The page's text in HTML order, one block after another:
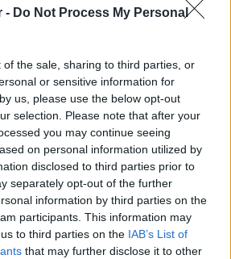
- Do Not Process My Personal
of the sale, sharing to third parties, or
or sensitive information for
us, please use the below opt-out
selection. Please note that after your
you may continue seeing
on personal information utilized by
disclosed to third parties prior to
separately opt-out of the further
information by third parties on the
participants. This information may
to third parties on the IAB’s List of
that may further disclose it to other
βιβλίο - «Σύγχρονο
τόσο σε έντυπη όσο και σε
θα επεκτείνει την έρευνα για
drones μετά το περιστατικό σε